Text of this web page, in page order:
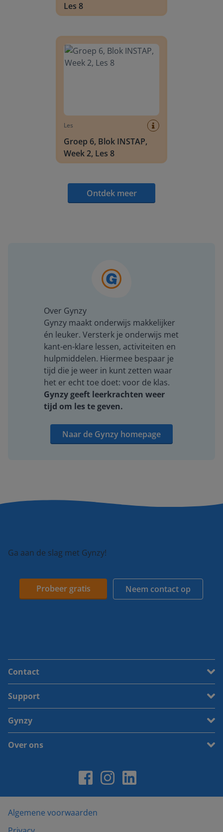
Les 8
Les
Groep 6, Blok INSTAP,
Week 2, Les 8
Ontdek meer
Over Gynzy
Gynzy maakt onderwijs makkelijker
én leuker. Versterk je onderwijs met
kant-en-klare lessen, activiteiten en
hulpmiddelen. Hiermee bespaar je
tijd die je weer in kunt zetten waar
het er echt toe doet: voor de klas.
Gynzy geeft leerkrachten weer
tijd om les te geven.
Naar de Gynzy homepage
Ga aan de slag met Gynzy!
Probeer gratis Neem contact op
Contact
Support
Gynzy
Over ons
Algemene voorwaarden